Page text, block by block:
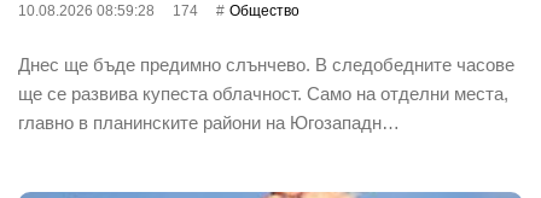
10.08.2026 08:59:28 174 Общество
Днес ще бъде предимно слънчево. В следобедните часове
ще се развива купеста облачност. Само на отделни места,
главно в планинските райони на Югозападн…